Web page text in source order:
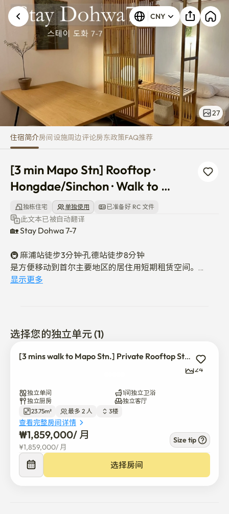
[3 min Mapo Stn] Rooftop ·
CNY
27
住宿简介房间设施周边评论房东政策FAQ推荐
[3 min Mapo Stn] Rooftop ·
Hongdae/Sinchon · Walk to
Sogang
独栋住宅 单独使用 已准备好 RC 文件
此文本已被自动翻译
🏡 Stay Dohwa 7-7
🚇 麻浦站徒步3分钟·孔德站徒步8分钟
是方便移动到首尔主要地区的居住用短期租赁空间。
适用于出差、搬家、旅游、装修工期、境外入境、就学及
长期居留等多种目的的短期居住。
🛌 超大床1张
🍳厨房
🛁浴室
🌿 私人屋顶露台
独立的空间可方便使用。
🧰 生活设施
显示更多
选择您的独立单元 (1)
[3 mins walk to Mapo Stn.] Private Rooftop Studio Stay
24
独立单间
1间独立卫浴
独立厨房
独立客厅
23.75m²
最多 2 人 3楼
查看完整房间详情
₩1,859,000/ 月
¥1,859,000/ 月
Size tip
选择房间